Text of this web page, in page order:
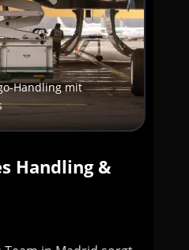
Handling mit
Handling &